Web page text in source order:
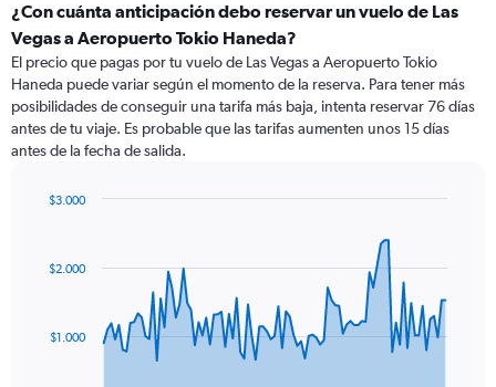
¿Con cuánta anticipación debo reservar un vuelo de Las
Vegas a Aeropuerto Tokio Haneda?
El precio que pagas por tu vuelo de Las Vegas a Aeropuerto Tokio
Haneda puede variar según el momento de la reserva. Para tener más
posibilidades de conseguir una tarifa más baja, intenta reservar 76 días
antes de tu viaje. Es probable que las tarifas aumenten unos 15 días
antes de la fecha de salida.
data
The
$1.000
$2.000
$3.000